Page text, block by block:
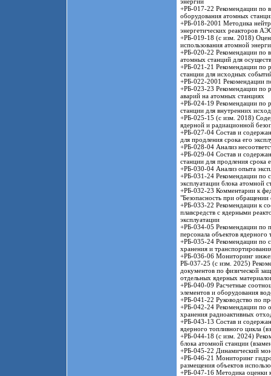
+РБ-017-22 Рекомендации по
оборудования атомных
+РБ-018-2001 Методика
энергетических реакторов
+РБ-019-18 (с изм. 2018)
использования атомной
+РБ-020-22 Рекомендации по
атомных станций для
+РБ-021-21 Рекомендации по
станции для исходных
+РБ-022-2001 Рекомендации
+РБ-023-23 Рекомендации по
аварий на атомных станциях
+РБ-024-19 Рекомендации по
станции для внутренних
+РБ-025-15 (с изм. 2018)
ядерной и радиационной
+РБ-027-04 Состав и
для продления срока его
+РБ-028-04 Анализ
+РБ-029-04 Состав и
станции для продления срока
+РБ-030-04 Анализ опыта
+РБ-031-24 Рекомендации по
эксплуатации блока атомной
+РБ-032-23 Комментарии к
"Безопасность при
+РБ-033-22 Рекомендации к
плавсредств с ядерными
эксплуатации
+РБ-034-05 Рекомендации по
персонала объектов ядерного
+РБ-035-24 Рекомендации по
хранения и
+РБ-036-06 Мониторинг
РБ-037-25 (с изм. 2025)
документов по физической
отдельных ядерных
+РБ-040-09 Расчетные
элементов и оборудования
+РБ-041-22 Руководство по
+РБ-042-24 Рекомендации по
хранения радиоактивных
+РБ-043-13 Состав и
ядерного топливного цикла
+РБ-044-18 (с изм. 2024)
блока атомной станции
+РБ-045-22 Динамический
+РБ-046-21 Мониторинг
размещения объектов
+РБ-047-16 Методика оценки